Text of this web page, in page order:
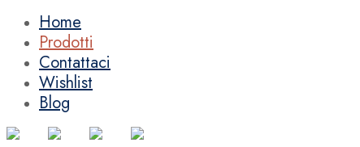
Home
Prodotti
Contattaci
Wishlist
Blog